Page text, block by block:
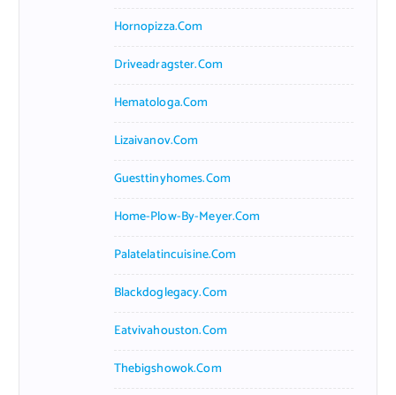
Hornopizza.com
Driveadragster.com
Hematologa.com
Lizaivanov.com
Guesttinyhomes.com
Home-Plow-By-Meyer.com
Palatelatincuisine.com
Blackdoglegacy.com
Eatvivahouston.com
Thebigshowok.com